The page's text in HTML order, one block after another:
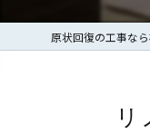
原状回復の工事な
リ